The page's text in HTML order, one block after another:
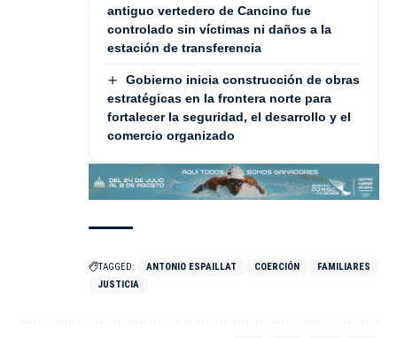
antiguo vertedero de Cancino fue
controlado sin víctimas ni daños a la
estación de transferencia
Gobierno inicia construcción de obras
estratégicas en la frontera norte para
fortalecer la seguridad, el desarrollo y el
comercio organizado
TAGGED: ANTONIO ESPAILLAT COERCIÓN
FAMILIARES
JUSTICIA